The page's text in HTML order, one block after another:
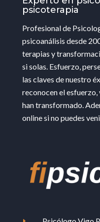
psicoterapia
Profesional de
psicoanálisis desde
terapias y
si solas. Esfuerzo,
las claves de nuestro
reconocen el esfuerzo,
han transformado.
online si no puedes